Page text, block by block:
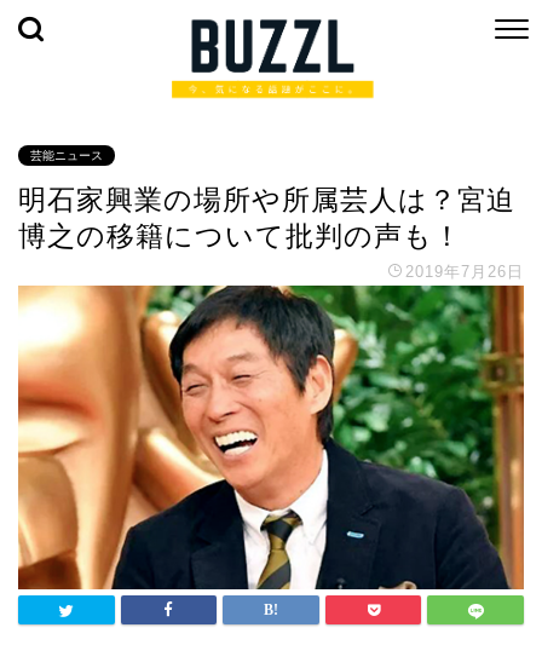
芸能ニュース
明石家興業の場所や所属芸人は？宮迫
博之の移籍について批判の声も！
2019年7月26日